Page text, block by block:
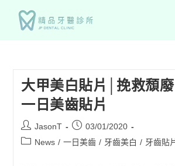
大甲美白貼片│挽救頹
一日美齒貼片
JasonT
03/01/2020
News / 一日美齒 / 牙齒美白 / 牙齒貼